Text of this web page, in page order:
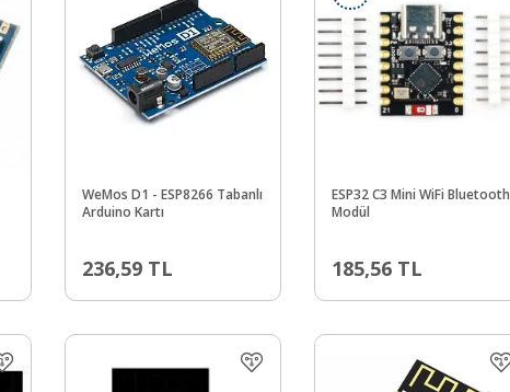
WeMos D1 - ESP8266 Tabanlı
Arduino Kartı
236,59 TL
ESP32 C3 Mini WiFi Bluetooth
Modül
185,56 TL